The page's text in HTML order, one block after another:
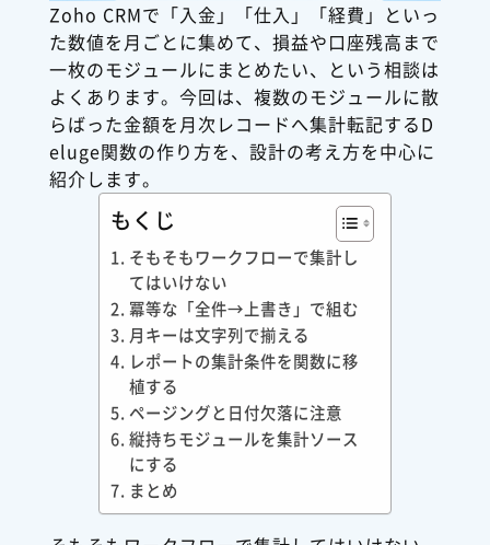
Zoho CRMで「入金」「仕入」「経費」といっ
た数値を月ごとに集めて、損益や口座残高まで
一枚のモジュールにまとめたい、という相談は
よくあります。今回は、複数のモジュールに散
らばった金額を月次レコードへ集計転記するD
eluge関数の作り方を、設計の考え方を中心に
紹介します。
もくじ
そもそもワークフローで集計し
てはいけない
冪等な「全件→上書き」で組む
月キーは文字列で揃える
レポートの集計条件を関数に移
植する
ページングと日付欠落に注意
縦持ちモジュールを集計ソース
にする
まとめ